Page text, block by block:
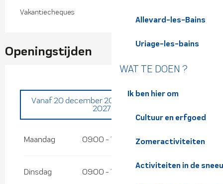
Allevard-les-Bains
Uriage-les-bains
WAT TE DOEN ?
Ik ben hier om
Cultuur en erfgoed
Zomeractiviteiten
Activiteiten in de
Vakantiecheques
Openingstijden
Vanaf
29 maart 2026
Vanaf20 december 2026
2027
Maandag 09:00 - 17:00
Dinsdag 09:00 - 17:00